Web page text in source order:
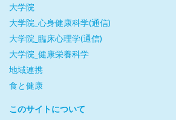
大学院
大学院_心身健康科学(通信)
大学院_臨床心理学(通信)
大学院_健康栄養科学
地域連携
食と健康
このサイトについて